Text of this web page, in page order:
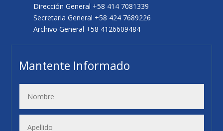
Dirección General +58 414 7081339
Secretaria General +58 424 7689226
Archivo General +58 4126609484
Mantente Informado